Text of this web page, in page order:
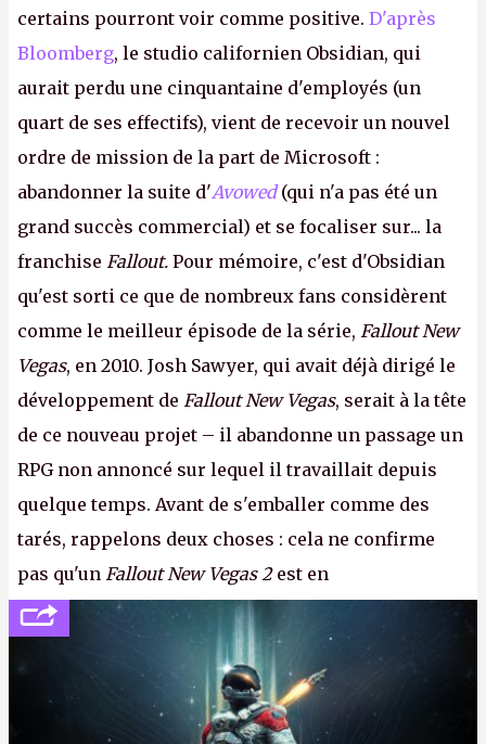
certains pourront voir comme positive. D'après
Bloomberg, le studio californien Obsidian, qui
aurait perdu une cinquantaine d'employés (un
quart de ses effectifs), vient de recevoir un nouvel
ordre de mission de la part de Microsoft :
abandonner la suite d'Avowed(qui n'a pas été un
grand succès commercial) et se focaliser sur... la
franchise Fallout. Pour mémoire, c'est d'Obsidian
qu'est sorti ce que de nombreux fans considèrent
comme le meilleur épisode de la série, Fallout New
Vegas, en 2010. Josh Sawyer, qui avait déjà dirigé le
développement de Fallout New Vegas, serait à la tête
de ce nouveau projet – il abandonne un passage un
RPG non annoncé sur lequel il travaillait depuis
quelque temps. Avant de s'emballer comme des
tarés, rappelons deux choses : cela ne confirme
pas qu'un Fallout New Vegas 2est en
développement (pour ce que l'on sait, ils bossent
peut-être sur
Fallout Football ou
Fallout vs. Les
Lapins Crétins) et l'Obsidian d'aujourd'hui n'est plus
le même studio qu'il y a 15 ans. Mais bon, OK, on